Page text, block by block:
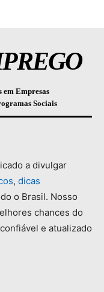
em Empresas
Sociais
a divulgar
, dicas
o Brasil. Nosso
chances do
confiável e atualizado